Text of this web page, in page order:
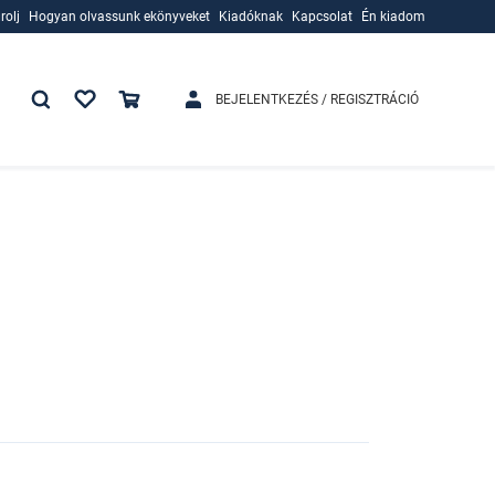
Hogyan olvassunk ekönyveket
Kiadóknak
Kapcsolat Én kiadom
BEJELENTKEZÉS / REGISZTRÁCIÓ